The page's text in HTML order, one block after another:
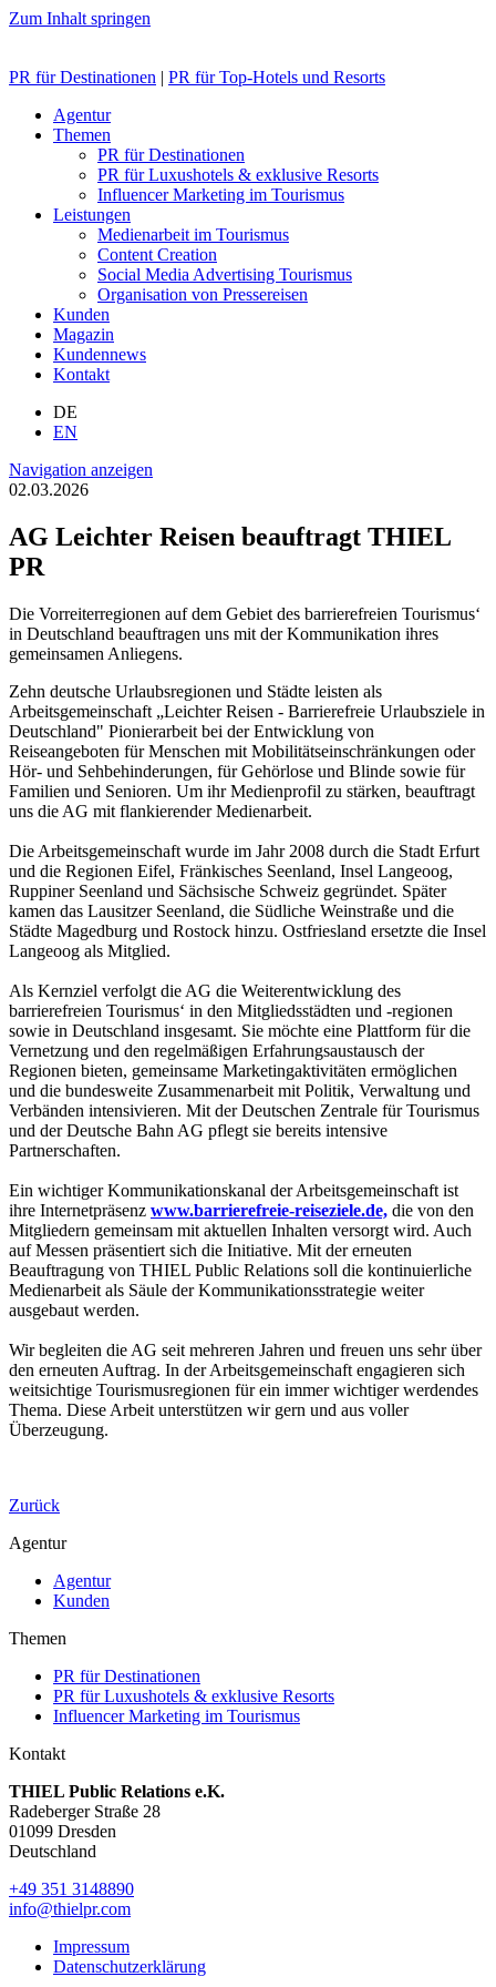
Zum Inhalt springen
PR für Destinationen | PR für Top-Hotels und Resorts
Agentur
Themen
PR für Destinationen
PR für Luxushotels & exklusive Resorts
Influencer Marketing im Tourismus
Leistungen
Medienarbeit im Tourismus
Content Creation
Social Media Advertising Tourismus
Organisation von Pressereisen
Kunden
Magazin
Kundennews
Kontakt
DE
EN
Navigation anzeigen
02.03.2026
AG Leichter Reisen beauftragt THIEL
PR
Die Vorreiterregionen auf dem Gebiet des barrierefreien Tourismus‘
in Deutschland beauftragen uns mit der Kommunikation ihres
gemeinsamen Anliegens.
Zehn deutsche Urlaubsregionen und Städte leisten als
Arbeitsgemeinschaft „Leichter Reisen - Barrierefreie Urlaubsziele in
Deutschland" Pionierarbeit bei der Entwicklung von
Reiseangeboten für Menschen mit Mobilitätseinschränkungen oder
Hör- und Sehbehinderungen, für Gehörlose und Blinde sowie für
Familien und Senioren. Um ihr Medienprofil zu stärken, beauftragt
uns die AG mit flankierender Medienarbeit.
Die Arbeitsgemeinschaft wurde im Jahr 2008 durch die Stadt Erfurt
und die Regionen Eifel, Fränkisches Seenland, Insel Langeoog,
Ruppiner Seenland und Sächsische Schweiz gegründet. Später
kamen das Lausitzer Seenland, die Südliche Weinstraße und die
Städte Magedburg und Rostock hinzu. Ostfriesland ersetzte die Insel
Langeoog als Mitglied.
Als Kernziel verfolgt die AG die Weiterentwicklung des
barrierefreien Tourismus‘ in den Mitgliedsstädten und -regionen
sowie in Deutschland insgesamt. Sie möchte eine Plattform für die
Vernetzung und den regelmäßigen Erfahrungsaustausch der
Regionen bieten, gemeinsame Marketingaktivitäten ermöglichen
und die bundesweite Zusammenarbeit mit Politik, Verwaltung und
Verbänden intensivieren. Mit der Deutschen Zentrale für Tourismus
und der Deutsche Bahn AG pflegt sie bereits intensive
Partnerschaften.
Ein wichtiger Kommunikationskanal der Arbeitsgemeinschaft ist
ihre Internetpräsenz www.barrierefreie-reiseziele.de, die von den
Mitgliedern gemeinsam mit aktuellen Inhalten versorgt wird. Auch
auf Messen präsentiert sich die Initiative. Mit der erneuten
Beauftragung von THIEL Public Relations soll die kontinuierliche
Medienarbeit als Säule der Kommunikationsstrategie weiter
ausgebaut werden.
Wir begleiten die AG seit mehreren Jahren und freuen uns sehr über
den erneuten Auftrag. In der Arbeitsgemeinschaft engagieren sich
weitsichtige Tourismusregionen für ein immer wichtiger werdendes
Thema. Diese Arbeit unterstützen wir gern und aus voller
Überzeugung.
Zurück
Agentur
Agentur
Kunden
Themen
PR für Destinationen
PR für Luxushotels & exklusive Resorts
Influencer Marketing im Tourismus
Kontakt
THIEL Public Relations e.K.
Radeberger Straße 28
01099 Dresden
Deutschland
+49 351 3148890
info@thielpr.com
Impressum
Datenschutzerklärung